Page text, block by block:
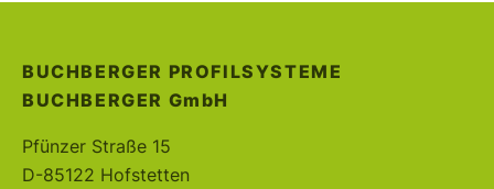
BUCHBERGER PROFILSYSTEME
BUCHBERGER GmbH
Pfünzer Straße 15
D-85122 Hofstetten